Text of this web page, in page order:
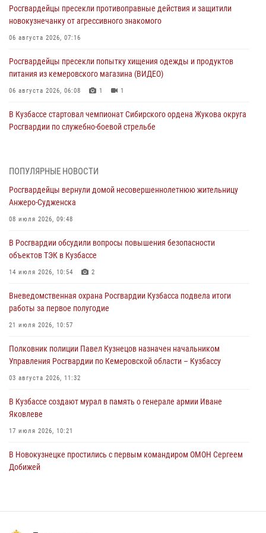
Росгвардейцы пресекли противоправные действия и защитили
новокузнечанку от агрессивного знакомого
06 августа 2026, 07:16
Росгвардейцы пресекли попытку хищения одежды и продуктов
питания из кемеровского магазина (ВИДЕО)
06 августа 2026, 06:08 1 1
В Кузбассе стартовал чемпионат Сибирского ордена Жукова округа
Росгвардии по служебно-боевой стрельбе
Росгвардейцы задержали в Кемерове дебошира, устроившего
05 августа 2026, 09:30
Росгвардейцы задержали участника драки, причинившего побои
05 августа 2026, 08:50
Росгвардейцы пресекли нарушение общественного порядка на
05 августа 2026, 08:10
Росгвардейцы в Юрге пресекли попытку проникновения на
05 августа 2026, 07:45
ПОПУЛЯРНЫЕ НОВОСТИ
Росгвардейцы вернули домой несовершеннолетнюю жительницу
Анжеро-Судженска
08 июля 2026, 09:48
В Росгвардии обсудили вопросы повышения безопасности
объектов ТЭК в Кузбассе
14 июля 2026, 10:54 2
Вневедомственная охрана Росгвардии Кузбасса подвела итоги
работы за первое полугодие
21 июля 2026, 10:57
Полковник полиции Павел Кузнецов назначен начальником
Управления Росгвардии по Кемеровской области – Кузбассу
03 августа 2026, 11:32
В Кузбассе создают мурал в память о генерале армии Иване
Яковлеве
17 июля 2026, 10:21
В Новокузнецке простились с первым командиром ОМОН Сергеем
Добижей